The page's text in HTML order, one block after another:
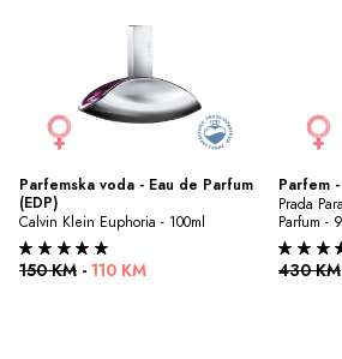
Parfemska voda - Eau de Parfum
(EDP)
Calvin Klein Euphoria - 100ml
150 KM - 110 KM
Parfem
Prada
Parfum -
430 KM